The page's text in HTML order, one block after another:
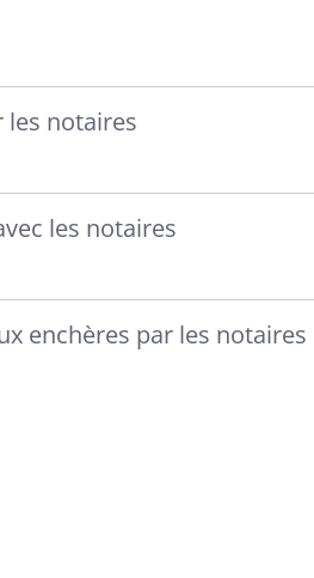
les notaires
les notaires
enchères par les notaires